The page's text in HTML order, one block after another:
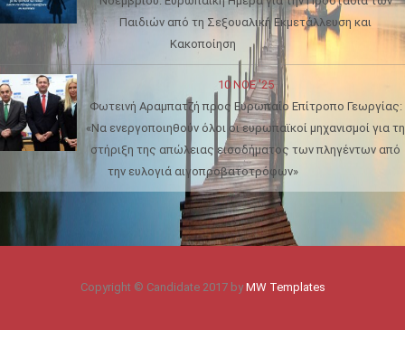
Παιδιών από τη Σεξουαλική Εκμετάλλευση και
Κακοποίηση
10 ΝΟΈ '25
Φωτεινή Αραμπατζή προς Ευρωπαίο Επίτροπο Γεωργίας:
«Να ενεργοποιηθούν όλοι οι ευρωπαϊκοί μηχανισμοί για τη
στήριξη της απώλειας εισοδήματος των πληγέντων από
την ευλογιά αιγοπροβατοτρόφων»
Copyright © Candidate 2017 by MW Templates